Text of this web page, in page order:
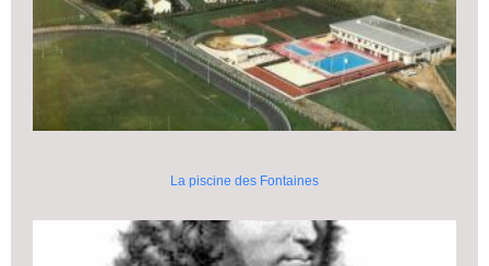
La piscine des Fontaines